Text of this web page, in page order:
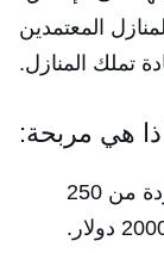
المعتمدين
تملك المنازل.
هي مربحة:
يمكن أن تتراوح تكلفة الأدوات عالية الجودة من 250